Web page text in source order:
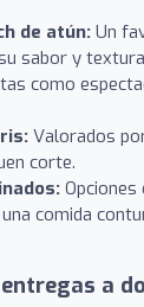
de atún: Un
sabor y
como
Valorados
corte.
comida
a